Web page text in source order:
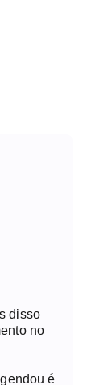
disso
no
é